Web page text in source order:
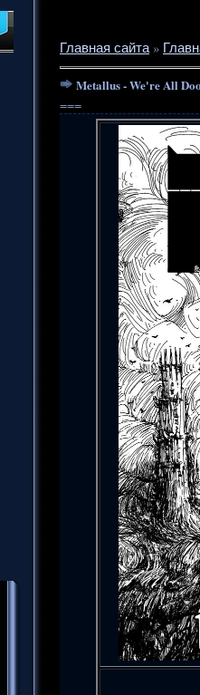
Главная сайта»
Metallus - We're All
===